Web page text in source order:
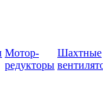
Мотор-
редукторы
Шахтные